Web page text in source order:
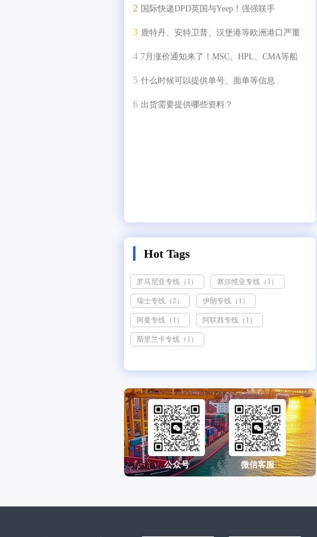
国际快递DPD英国与Yeep！强强联手
鹿特丹、安特卫普、汉堡港等欧洲港口严重
7月涨价通知来了！MSC、HPL、CMA等船
什么时候可以提供单号、面单等信息
出货需要提供哪些资料？
Hot Tags
罗马尼亚专线（1） 塞尔维亚专线（1）
瑞士专线（2） 伊朗专线（1）
阿曼专线（1） 阿联酋专线（1）
斯里兰卡专线（1）
公众号 微信客服